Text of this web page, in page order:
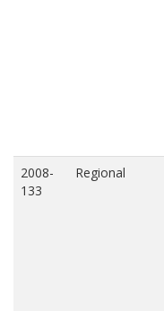
2008-
133
Regional